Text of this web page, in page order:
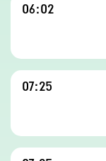
06:02
07:25